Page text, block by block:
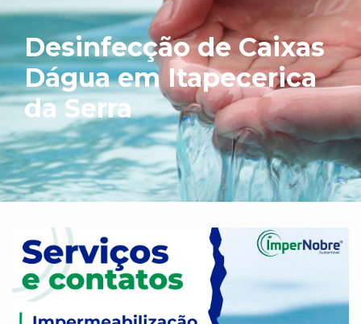
Desinfecção de Caixas
Dágua em Itapecerica
da Serra